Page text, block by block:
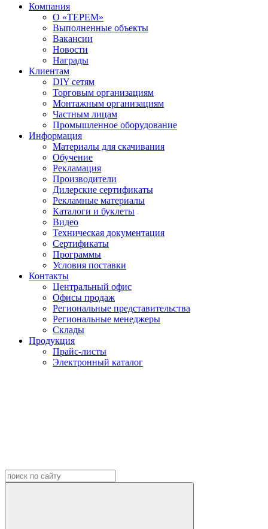
Компания
О «ТЕРЕМ»
Выполненные объекты
Вакансии
Новости
Награды
Клиентам
DIY сетям
Торговым организациям
Монтажным организациям
Частным лицам
Промышленное оборудование
Информация
Материалы для скачивания
Обучение
Рекламация
Производители
Дилерские сертификаты
Рекламные материалы
Каталоги и буклеты
Видео
Техническая документация
Сертификаты
Программы
Условия поставки
Контакты
Центральный офис
Офисы продаж
Региональные представительства
Региональные менеджеры
Склады
Продукция
Прайс-листы
Электронный каталог